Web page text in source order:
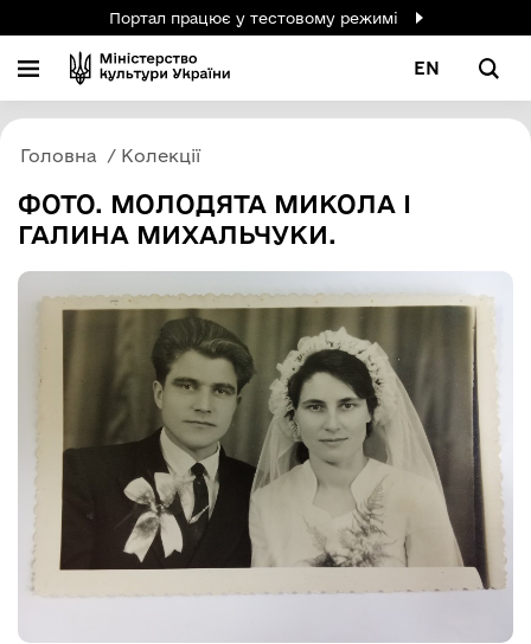
Портал працює у тестовому режимі
EN
Головна Колекції
ФОТО. МОЛОДЯТА МИКОЛА І
ГАЛИНА МИХАЛЬЧУКИ.